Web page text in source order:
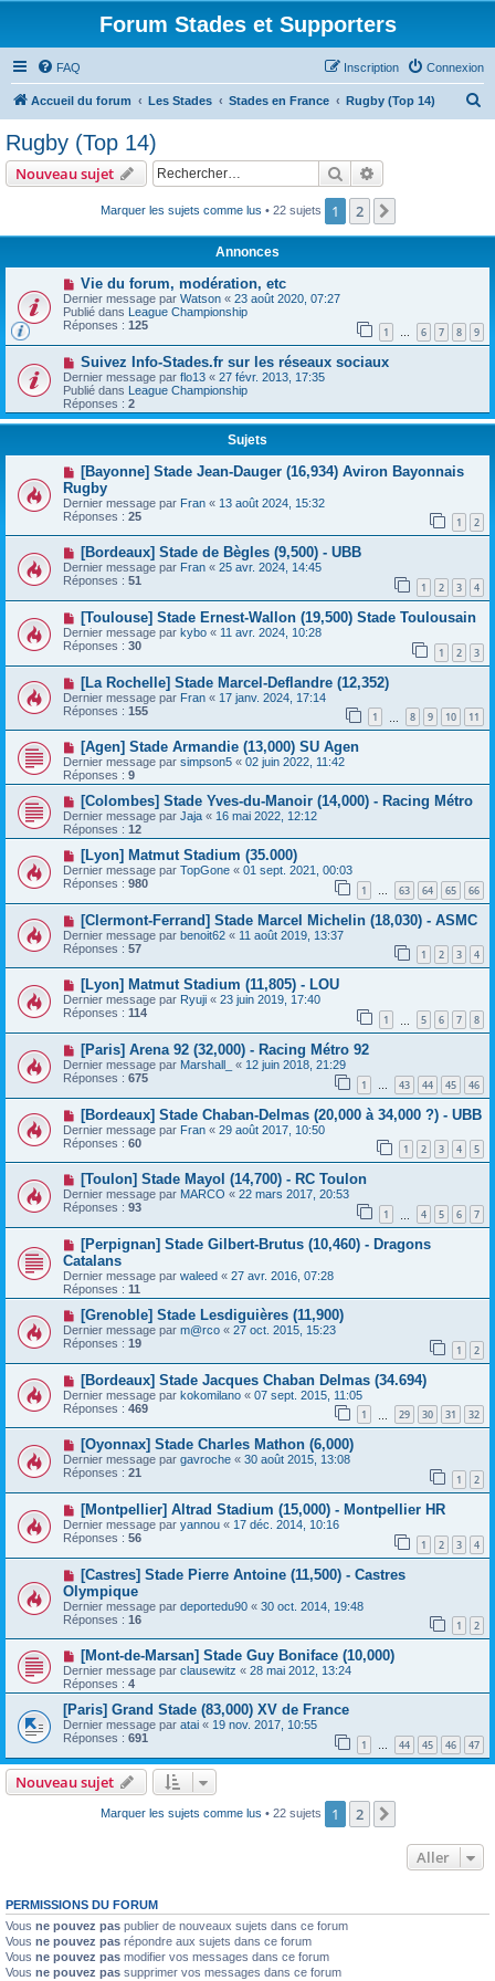
Forum Stades et Supporters
FAQ Connexion
Inscription
Accueil du forum Les Stades Stades en France Rugby (Top 14)
r
Rugby (Top 14)
Nouveau sujet Rechercher
Marquer les sujets comme lus • 22 sujets 1 2
Annonces
Vie du forum, modération, etc
Dernier message par Watson « 23 août 2020, 07:27
Publié dans League Championship
Réponses : 125 1 … 6 7 8 9
Suivez Info-Stades.fr sur les réseaux sociaux
Dernier message par flo13 « 27 févr. 2013, 17:35
Publié dans League Championship
Réponses : 2
Sujets
[Bayonne] Stade Jean-Dauger (16,934) Aviron Bayonnais
Rugby
Dernier message par Fran « 13 août 2024, 15:32
Réponses : 25 1 2
[Bordeaux] Stade de Bègles (9,500) - UBB
Dernier message par Fran « 25 avr. 2024, 14:45
Réponses : 51 1 2 3 4
[Toulouse] Stade Ernest-Wallon (19,500) Stade Toulousain
Dernier message par kybo « 11 avr. 2024, 10:28
Réponses : 30 1 2 3
[La Rochelle] Stade Marcel-Deflandre (12,352)
Dernier message par Fran « 17 janv. 2024, 17:14
Réponses : 155 1 8 9 10 11
[Agen] Stade Armandie (13,000) SU Agen
Dernier message par simpson5 « 02 juin 2022, 11:42
Réponses : 9
[Colombes] Stade Yves-du-Manoir (14,000) - Racing Métro
Dernier message par Jaja « 16 mai 2022, 12:12
Réponses : 12
[Lyon] Matmut Stadium (35.000)
Dernier message par TopGone « 01 sept. 2021, 00:03
Réponses : 980 1 … 63 64 65 66
[Clermont-Ferrand] Stade Marcel Michelin (18,030) - ASMC
Dernier message par benoit62 « 11 août 2019, 13:37
Réponses : 57 1 2 3 4
[Lyon] Matmut Stadium (11,805) - LOU
Dernier message par Ryuji « 23 juin 2019, 17:40
Réponses : 114 1 5 6 7 8
[Paris] Arena 92 (32,000) - Racing Métro 92
Dernier message par Marshall_ « 12 juin 2018, 21:29
Réponses : 675 1 … 43 44 45 46
[Bordeaux] Stade Chaban-Delmas (20,000 à 34,000 ?) - UBB
Dernier message par Fran « 29 août 2017, 10:50
Réponses : 60 1 2 3 4 5
[Toulon] Stade Mayol (14,700) - RC Toulon
Dernier message par MARCO « 22 mars 2017, 20:53
Réponses : 93 1 4 5 6 7
[Perpignan] Stade Gilbert-Brutus (10,460) - Dragons
Catalans
Dernier message par waleed « 27 avr. 2016, 07:28
Réponses : 11
[Grenoble] Stade Lesdiguières (11,900)
Dernier message par m@rco « 27 oct. 2015, 15:23
Réponses : 19 1 2
[Bordeaux] Stade Jacques Chaban Delmas (34.694)
Dernier message par kokomilano « 07 sept. 2015, 11:05
Réponses : 469 1 29 30 31 32
[Oyonnax] Stade Charles Mathon (6,000)
Dernier message par gavroche « 30 août 2015, 13:08
Réponses : 21 1 2
[Montpellier] Altrad Stadium (15,000) - Montpellier HR
Dernier message par yannou « 17 déc. 2014, 10:16
Réponses : 56 1 2 3 4
[Castres] Stade Pierre Antoine (11,500) - Castres
Olympique
Dernier message par deportedu90 « 30 oct. 2014, 19:48
Réponses : 16 1 2
[Mont-de-Marsan] Stade Guy Boniface (10,000)
Dernier message par clausewitz « 28 mai 2012, 13:24
Réponses : 4
[Paris] Grand Stade (83,000) XV de France
Dernier message par atai « 19 nov. 2017, 10:55
Réponses : 691 1 … 44 45 46 47
Nouveau sujet
Marquer les sujets comme lus • 22 sujets 1 2
Aller
PERMISSIONS DU FORUM
Vous ne pouvez pas publier de nouveaux sujets dans ce forum
Vous ne pouvez pas répondre aux sujets dans ce forum
Vous ne pouvez pas modifier vos messages dans ce forum
Vous ne pouvez pas supprimer vos messages dans ce forum